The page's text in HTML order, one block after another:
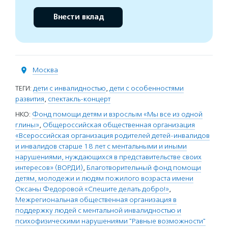
Внести вклад
Москва
ТЕГИ: дети с инвалидностью, дети с особенностями
развития, спектакль-концерт
НКО: Фонд помощи детям и взрослым «Мы все из одной
глины», Общероссийская общественная организация
«Всероссийская организация родителей детей-инвалидов
и инвалидов старше 18 лет с ментальными и иными
нарушениями, нуждающихся в представительстве своих
интересов» (ВОРДИ), Благотворительный фонд помощи
детям, молодежи и людям пожилого возраста имени
Оксаны Федоровой «Спешите делать добро!»,
Межрегиональная общественная организация в
поддержку людей с ментальной инвалидностью и
психофизическими нарушениями "Равные возможности"